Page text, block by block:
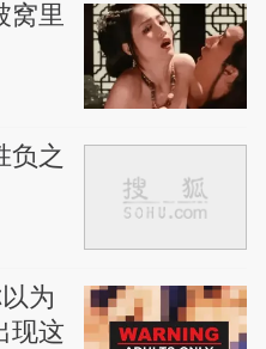
窝里
负之
为
现这